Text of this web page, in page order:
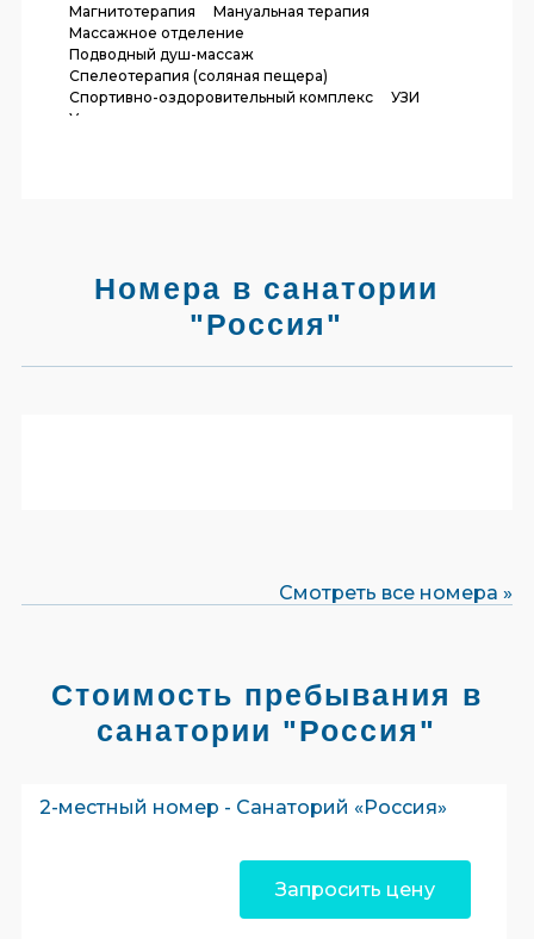
Магнитотерапия
Мануальная терапия
Массажное отделение
Подводный душ-массаж
Спелеотерапия (соляная пещера)
Спортивно-оздоровительный комплекс
УЗИ
Ультразвуковая терапия
Номера в санатории
"Россия"
Смотреть все номера »
Стоимость пребывания в
санатории "Россия"
2-местный номер - Санаторий «Россия»
Запросить цену